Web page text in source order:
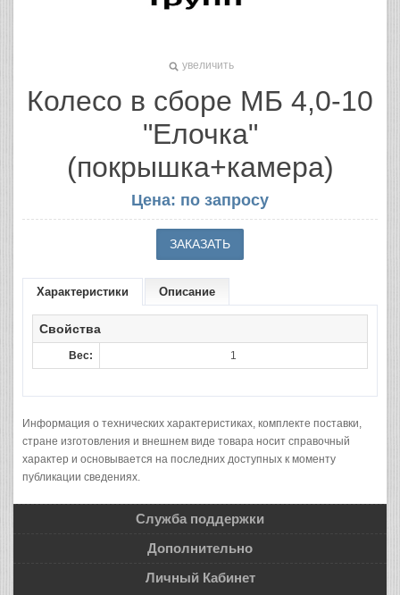
увеличить
Колесо в сборе МБ 4,0-10
"Елочка"
(покрышка+камера)
Цена: по запросу
Характеристики Описание
Свойства
Вес: 1
Информация о технических характеристиках, комплекте поставки,
стране изготовления и внешнем виде товара носит справочный
характер и основывается на последних доступных к моменту
публикации сведениях.
Служба поддержки
Дополнительно
Личный Кабинет